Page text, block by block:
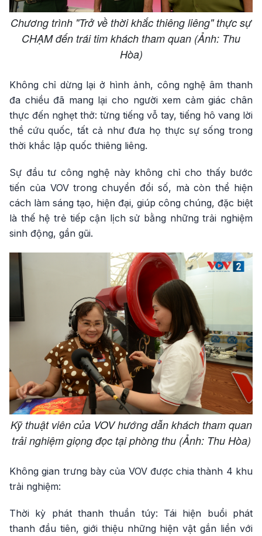
Chương trình "Trở về thời khắc thiêng liêng" thực sự
CHẠM đến trái tim khách tham quan (Ảnh: Thu
Hòa)
Không chỉ dừng lại ở hình ảnh, công nghệ âm thanh
đa chiều đã mang lại cho người xem cảm giác chân
thực đến nghẹt thở: từng tiếng vỗ tay, tiếng hô vang lời
thề cứu quốc, tất cả như đưa họ thực sự sống trong
thời khắc lập quốc thiêng liêng.
Sự đầu tư công nghệ này không chỉ cho thấy bước
tiến của VOV trong chuyển đổi số, mà còn thể hiện
cách làm sáng tạo, hiện đại, giúp công chúng, đặc biệt
là thế hệ trẻ tiếp cận lịch sử bằng những trải nghiệm
sinh động, gần gũi.
Kỹ thuật viên của VOV hướng dẫn khách tham quan
trải nghiệm giọng đọc tại phòng thu (Ảnh: Thu Hòa)
Không gian trưng bày của VOV được chia thành 4 khu
trải nghiệm:
Thời kỳ phát thanh thuần túy: Tái hiện buổi phát
thanh đầu tiên, giới thiệu những hiện vật gắn liền với